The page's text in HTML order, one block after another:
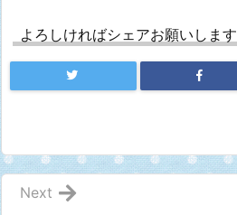
よろしければシェアお願いします
Next